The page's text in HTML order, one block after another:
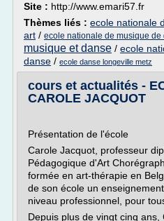
Site : http://www.emari57.fr
Thèmes liés : ecole nationale
art / ecole nationale de musique de
musique et danse / ecole
danse / ecole danse longeville metz
cours et actualités -
CAROLE JACQUOT
Présentation de l'école
Carole Jacquot, professeur
Pédagogique d'Art
formée en art-thérapie en
de son école un
niveau professionnel, pour
Depuis plus de vingt cinq